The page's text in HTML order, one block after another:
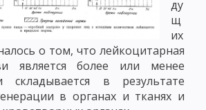
ду
щ
их
о том, что лейкоцитарная
является более или менее
складывается в результате
в органах и тканях и